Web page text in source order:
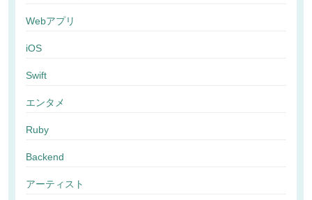
Webアプリ
iOS
Swift
エンタメ
Ruby
Backend
アーティスト